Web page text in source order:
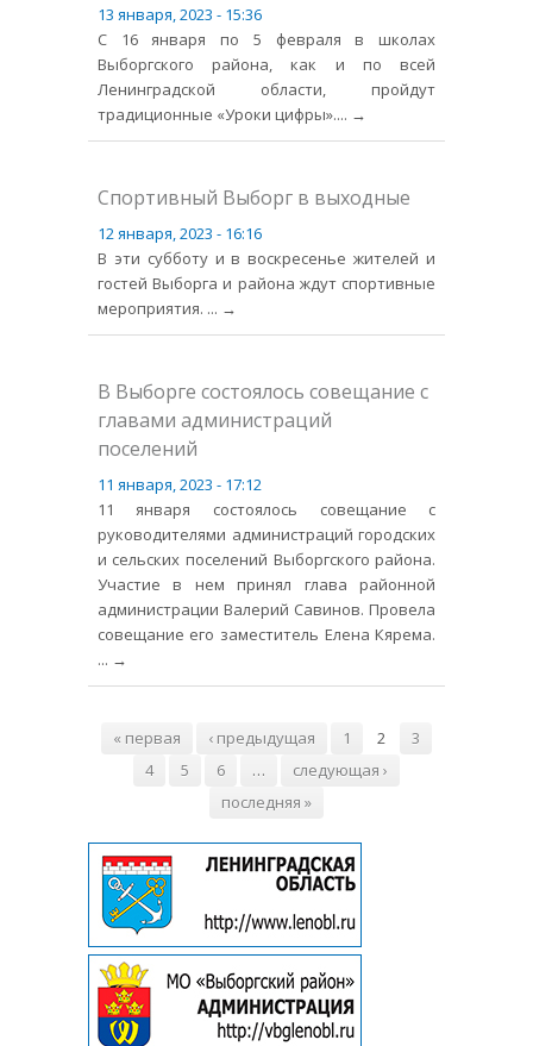
13 января, 2023 - 15:36
С 16 января по 5 февраля в школах
Выборгского района, как и по всей
Ленинградской области, пройдут
традиционные «Уроки цифры».... →
Спортивный Выборг в выходные
12 января, 2023 - 16:16
В эти субботу и в воскресенье жителей и
гостей Выборга и района ждут спортивные
мероприятия. ... →
В Выборге состоялось совещание с
главами администраций
поселений
11 января, 2023 - 17:12
11 января состоялось совещание с
руководителями администраций городских
и сельских поселений Выборгского района.
Участие в нем принял глава районной
администрации Валерий Савинов. Провела
совещание его заместитель Елена Кярема.
... →
Страницы
« первая ‹ предыдущая 1 2
3
4
5 6 …
следующая ›
последняя »